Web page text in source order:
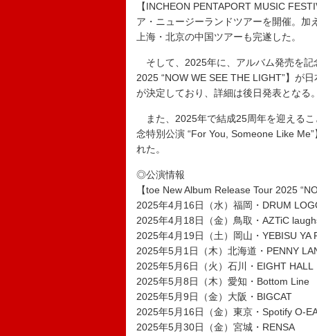
【INCHEON PENTAPORT MUSIC
ア・ニュージーランドツアーを開催。加
上海・北京の中国ツアーも完遂した。
そして、2025年に、アルバム発売を記
2025 “NOW WE SEE THE LIGHT”】が
が決定しており、詳細は後日発表となる。
また、2025年で結成25周年を迎える
念特別公演 “For You, Someone Like
れた。
◎公演情報
【toe New Album Release Tour 2025
2025年4月16日（水）福岡・DRUM
2025年4月18日（金）鳥取・AZTiC
2025年4月19日（土）岡山・YEBISU YA
2025年5月1日（木）北海道・PENNY
2025年5月6日（火）石川・EIGHT HALL
2025年5月8日（木）愛知・Bottom Line
2025年5月9日（金）大阪・BIGCAT
2025年5月16日（金）東京・Spotify O-
2025年5月30日（金）宮城・RENSA